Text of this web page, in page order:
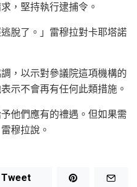
，堅持執行逮捕令。
脫了。」雷穆拉對卡耶塔諾
，以示對參議院這項機構的
示不會再有任何此類措施。
他們應有的禮遇。但如果需
穆拉說。
Tweet